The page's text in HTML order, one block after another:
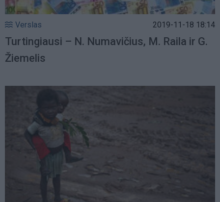
Verslas 2019-11-18 18:14
Turtingiausi – N. Numavičius, M. Raila ir G.
Žiemelis